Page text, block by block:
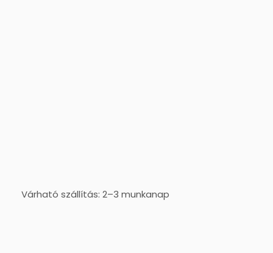
Várható szállítás: 2–3 munkanap